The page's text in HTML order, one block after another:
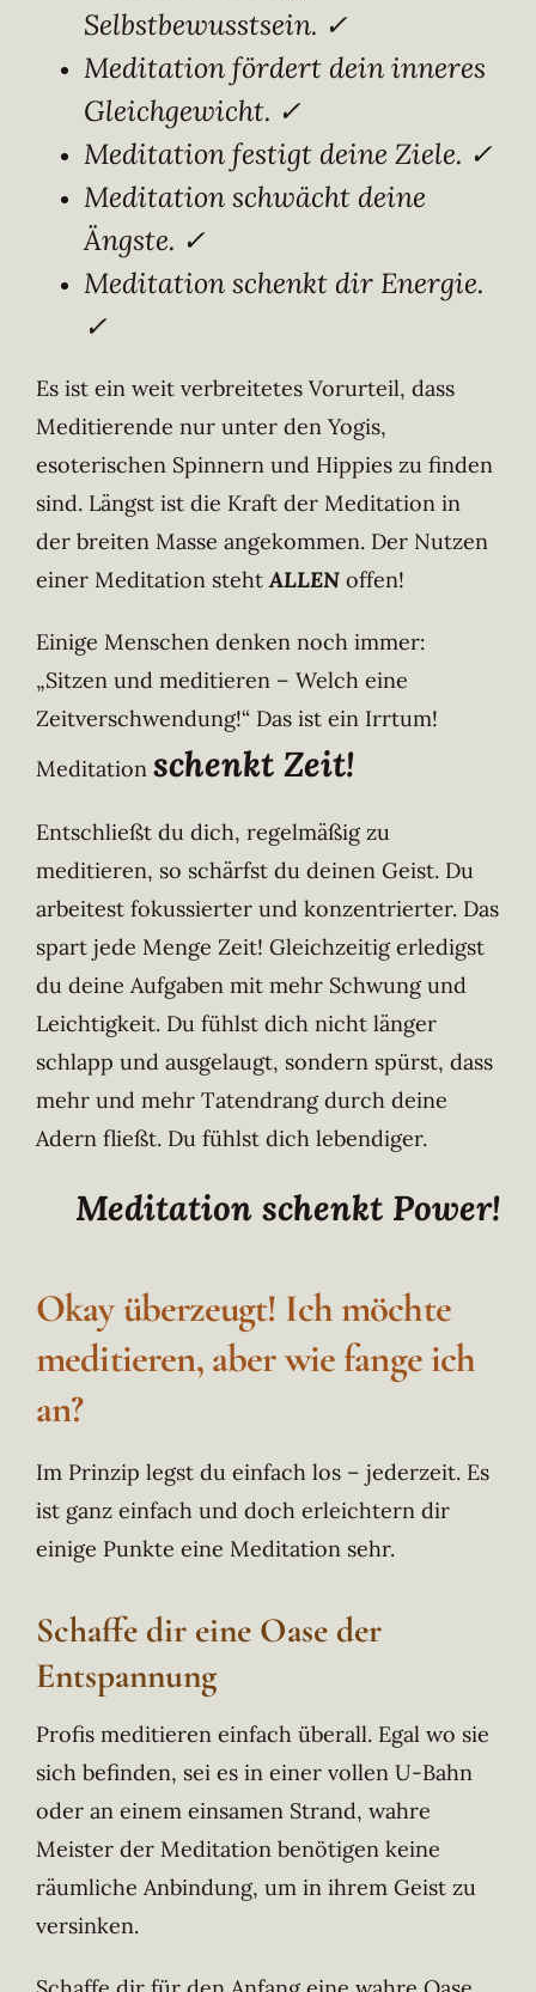
Selbstbewusstsein. ✓
Meditation fördert dein inneres
Gleichgewicht. ✓
Meditation festigt deine Ziele. ✓
Meditation schwächt deine
Ängste. ✓
Meditation schenkt dir Energie.
✓
Es ist ein weit verbreitetes Vorurteil, dass
Meditierende nur unter den Yogis,
esoterischen Spinnern und Hippies zu finden
sind. Längst ist die Kraft der Meditation in
der breiten Masse angekommen. Der Nutzen
einer Meditation stehtALLENoffen!
Einige Menschen denken noch immer:
„Sitzen und meditieren – Welch eine
Zeitverschwendung!“ Das ist ein Irrtum!
Meditation schenkt Zeit!
Entschließt du dich, regelmäßig zu
meditieren, so schärfst du deinen Geist. Du
arbeitest fokussierter und konzentrierter. Das
spart jede Menge Zeit! Gleichzeitig erledigst
du deine Aufgaben mit mehr Schwung und
Leichtigkeit. Du fühlst dich nicht länger
schlapp und ausgelaugt, sondern spürst, dass
mehr und mehr Tatendrang durch deine
Adern fließt. Du fühlst dich lebendiger.
Meditation schenkt Power!
Okay überzeugt! Ich möchte
meditieren, aber wie fange ich
an?
Im Prinzip legst du einfach los – jederzeit. Es
ist ganz einfach und doch erleichtern dir
einige Punkte eine Meditation sehr.
Schaffe dir eine Oase der
Entspannung
Profis meditieren einfach überall. Egal wo sie
sich befinden, sei es in einer vollen U-Bahn
oder an einem einsamen Strand, wahre
Meister der Meditation benötigen keine
räumliche Anbindung, um in ihrem Geist zu
versinken.